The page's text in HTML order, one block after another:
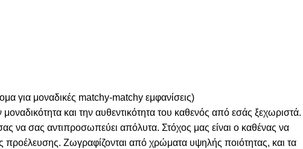
για μοναδικές matchy-matchy εμφανίσεις)
και την αυθεντικότητα του καθενός από εσάς ξεχωριστά.
να σας αντιπροσωπεύει απόλυτα. Στόχος μας είναι ο καθένας να
προέλευσης. Ζωγραφίζονται από χρώματα υψηλής ποιότητας, και τα